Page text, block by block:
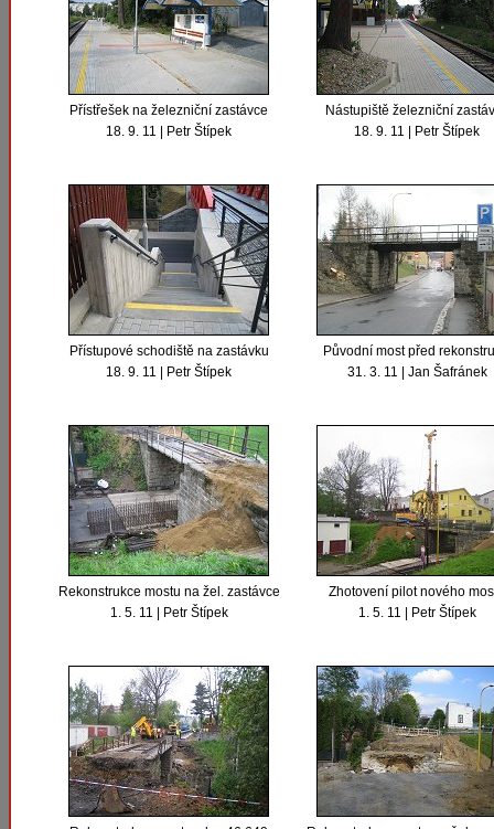
Přístřešek na železniční zastávce
18. 9. 11 | Petr Štípek
Nástupiště železniční
18. 9. 11 | Petr Štípek
Přístupové schodiště na zastávku
18. 9. 11 | Petr Štípek
Původní most před
31. 3. 11 | Jan Šafránek
Rekonstrukce mostu na žel. zastávce
1. 5. 11 | Petr Štípek
Zhotovení pilot nového
1. 5. 11 | Petr Štípek